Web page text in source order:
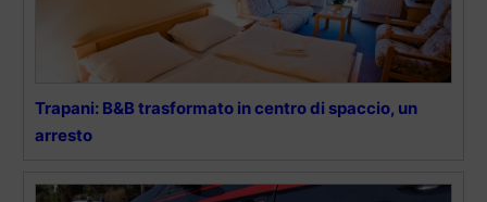
Trapani: B&B trasformato in centro di spaccio, un
arresto